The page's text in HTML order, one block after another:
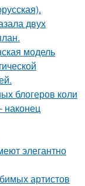
двух
модель
блогеров коли
наконец
элегантно
артистов